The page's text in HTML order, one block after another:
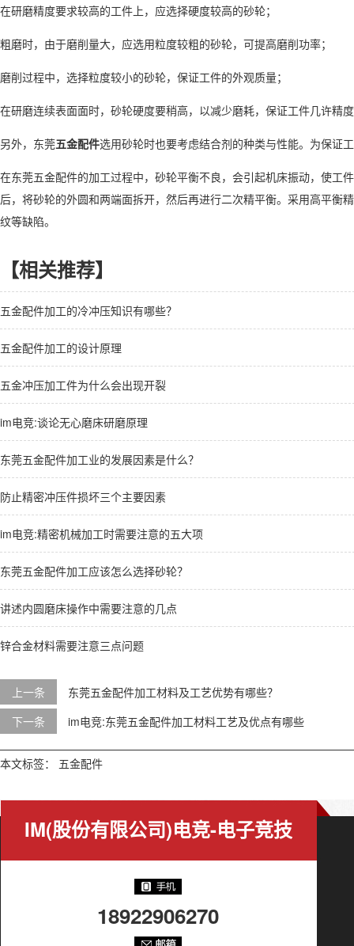
在研磨精度要求较高的工件上，应选择硬度较高的砂轮；
粗磨时，由于磨削量大，应选用粒度较粗的砂轮，可提高磨削功率；
磨削过程中，选择粒度较小的砂轮，保证工件的外观质量；
在研磨连续表面面时，砂轮硬度要稍高，以减少磨耗，保证工件几许精
另外，东莞五金配件选用砂轮时也要考虑结合剂的种类与性能。为保证
在东莞五金配件的加工过程中，砂轮平衡不良，会引起机床振动，使工
后，将砂轮的外圆和两端面拆开，然后再进行二次精平衡。采用高平衡
纹等缺陷。
【相关推荐】
五金配件加工的冷冲压知识有哪些？
五金配件加工的设计原理
五金冲压加工件为什么会出现开裂
im电竞:谈论无心磨床研磨原理
东莞五金配件加工业的发展因素是什么？
防止精密冲压件损坏三个主要因素
im电竞:精密机械加工时需要注意的五大项
东莞五金配件加工应该怎么选择砂轮？
讲述内圆磨床操作中需要注意的几点
锌合金材料需要注意三点问题
上一条
东莞五金配件加工材料及工艺优势有哪些？
下一条
im电竞:东莞五金配件加工材料工艺及优点有哪些
本文标签： 五金配件
IM(股份有限公司)电竞-电子竞技
平台
18922906270